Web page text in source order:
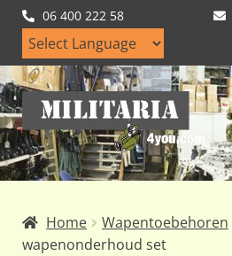
06 400 222 58
Home
Artikelen
Nieuws
Klantfotos
Ga
door
naar
navigatie
Ga
naar
de
inhoud
Home Wapentoebehoren
wapenonderhoud set